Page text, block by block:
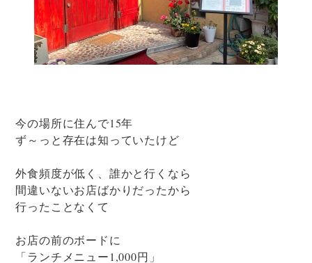
今の場所に住んで15年
ず～っと存在は知っていたけど
外食頻度が低く、誰かと行くなら
間違いないお店ばかりだったから
行ったことなくて
お店の前のボードに
「ランチメニュー1,000円」